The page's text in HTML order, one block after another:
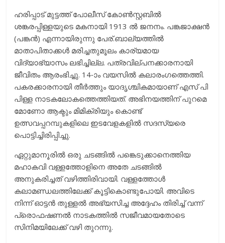
ഹരിപ്പാട് മുട്ടത്ത് പോലീസ്‌ കോൺസ്റ്റബിൽ
ശങ്കരപ്പിള്ളയുടെ മകനായി 1913 ൽ ജനനം. പങ്കജാക്ഷൻ
(പങ്കൻ) എന്നായിരുന്നു പേര്‌.ബാല്യത്തില്‍
മാതാപിതാക്കള്‍ മരിച്ചതുമൂലം കാര്യമായ
വിദ്യാഭ്യാസം ലഭിച്ചില്ല. പത്രവില്പനക്കാരനായി
ജീവിതം ആരംഭിച്ചു. 14-ാം വയസിൽ കലാരംഗത്തെത്തി.
പകരക്കാരനായി തീര്‍ത്തും യാദൃശ്ചികമായാണ് എസ് പി
പിള്ള നാടകലോകത്തെത്തിയത്. അഭിനയത്തിന് പുറമെ
മോണോ ആക്ടും മിമിക്രിയും കൊണ്ട്
ഉത്സവപ്പറമ്പുകളിലെ ഇടവേളകളിൽ സദസ്യരെ
പൊട്ടിച്ചിരിപ്പിച്ചു.
ഏറ്റുമാനൂരിൽ ഒരു ചടങ്ങിൽ പങ്കെടുക്കാനെത്തിയ
മഹാകവി വള്ളത്തോളിനെ അതേ ചടങ്ങിൽ
അനുകരിച്ചത് വഴിത്തിരിവായി. വള്ളത്തോള്‍
കലാമണ്ഡലത്തിലേക്ക് കൂട്ടികൊണ്ടുപോയി. അവിടെ
നിന്ന് ഓട്ടൻ തുള്ളൽ അഭ്യസിച്ച അദ്ദേഹം തിരിച്ച് വന്ന്
പ്രൊഫഷണൽ നാടകത്തിൽ സജീവമായതോടെ
സിനിമയിലേക്ക് വഴി തുറന്നു.